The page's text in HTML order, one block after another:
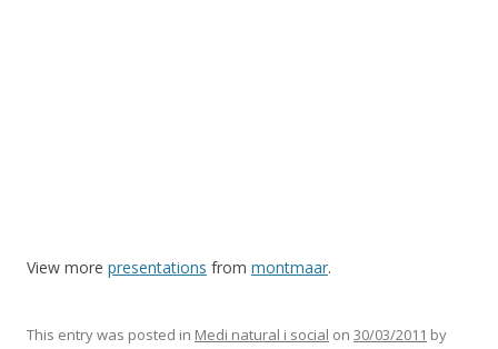
View more presentations from montmaar.
This entry was posted in Medi natural i social on 30/03/2011 by